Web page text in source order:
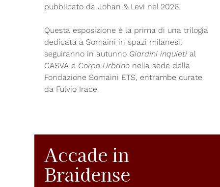
pubblicato da Johan & Levi nel 2026.
Questa esposizione è la prima di una trilogia
dedicata a Somaini in spazi milanesi:
seguiranno in autunno Giardini inquieti al
CASVA e Corpo Urbano nella sede della
Fondazione Somaini ETS, entrambe curate
da Fulvio Irace.
Accade in
Braidense